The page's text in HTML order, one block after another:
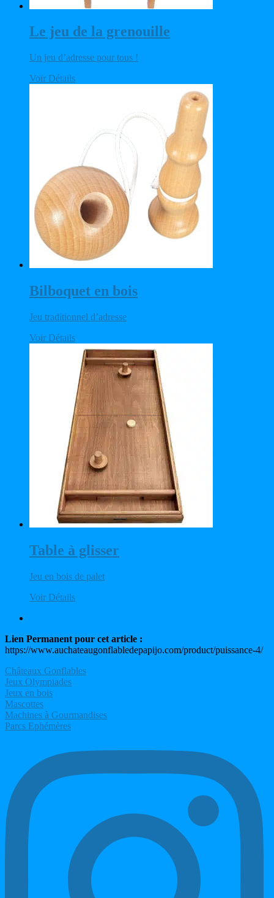
Le jeu de la grenouille
Un jeu d’adresse pour tous !
Voir Détails
Bilboquet en bois
Jeu traditionnel d’adresse
Voir Détails
Table à glisser
Jeu en bois de palet
Voir Détails
Lien Permanent pour cet article :
https://www.auchateaugonflabledepapijo.com/product/puissance-4/
Châteaux Gonflables
Jeux Olympiades
Jeux en bois
Mascottes
Machines à Gourmandises
Parcs Ephémères